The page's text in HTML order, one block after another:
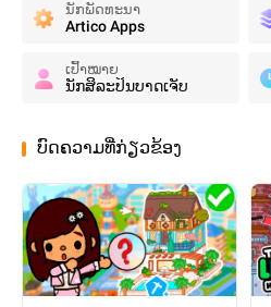
ນັກພັດທະນາ
Artico Apps
ເປົ້າໝາຍ
ນັກສິລະປິນບາດເຈັບ
ບົດຄວາມທີ່ກ່ຽວຂ້ອງ